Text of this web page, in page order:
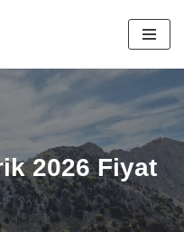
2026 Fiyat